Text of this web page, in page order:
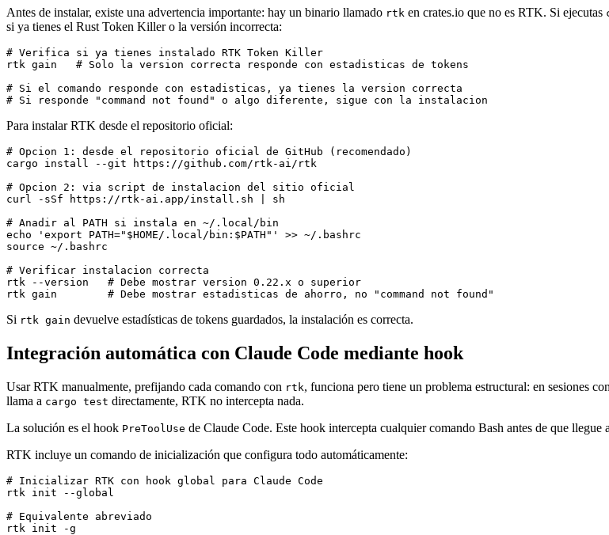
Antes de instalar, existe una advertencia importante: hay un binario llamado rtk en crates.io que no es RTK. Si ejecutas
si ya tienes el Rust Token Killer o la versión incorrecta:
# Verifica si ya tienes instalado RTK Token Killer
rtk gain   # Solo la version correcta responde con estadisticas de tokens
# Si el comando responde con estadisticas, ya tienes la version correcta
# Si responde "command not found" o algo diferente, sigue con la instalacion
Para instalar RTK desde el repositorio oficial:
# Opcion 1: desde el repositorio oficial de GitHub (recomendado)
cargo install --git https://github.com/rtk-ai/rtk
# Opcion 2: via script de instalacion del sitio oficial
curl -sSf https://rtk-ai.app/install.sh | sh
# Anadir al PATH si instala en ~/.local/bin
echo 'export PATH="$HOME/.local/bin:$PATH"' >> ~/.bashrc
source ~/.bashrc
# Verificar instalacion correcta
rtk --version   # Debe mostrar version 0.22.x o superior
rtk gain        # Debe mostrar estadisticas de ahorro, no "command not found"
Si rtk gain devuelve estadísticas de tokens guardados, la instalación es correcta.
Integración automática con Claude Code mediante hook
Usar RTK manualmente, prefijando cada comando con rtk, funciona pero tiene un problema estructural: en sesiones
llama a cargo test directamente, RTK no intercepta nada.
La solución es el hook PreToolUse de Claude Code. Este hook intercepta cualquier comando Bash antes de que
RTK incluye un comando de inicialización que configura todo automáticamente:
# Inicializar RTK con hook global para Claude Code
rtk init --global
# Equivalente abreviado
rtk init -g